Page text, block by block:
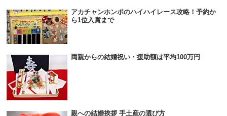
アカチャンホンポのハイハイレース攻略！予約か
ら1位入賞まで
両親からの結婚祝い・援助額は平均100万円
親への結婚挨拶 手土産の選び方